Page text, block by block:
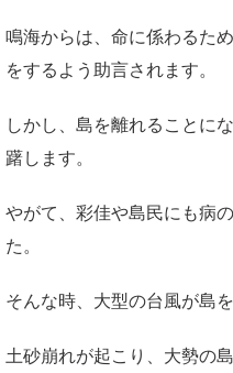
鳴海からは、命に係わるた
をするよう助言されます。
しかし、島を離れることに
躇します。
やがて、彩佳や島民にも病
た。
そんな時、大型の台風が島
土砂崩れが起こり、大勢の